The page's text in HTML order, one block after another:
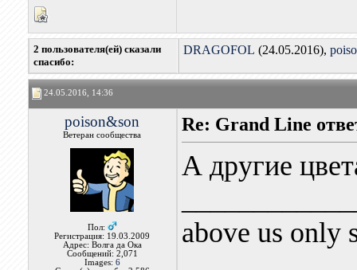
2 пользователя(ей) сказали
cпасибо:
DRAGOFOL (24.05.2016),
24.05.2016, 14:36
poison&son
Ветеран сообщества
Пол:
Регистрация: 19.03.2009
Адрес: Волга да Ока
Сообщений: 2,071
Images: 6
Re: Grand Line
А другие
above us only